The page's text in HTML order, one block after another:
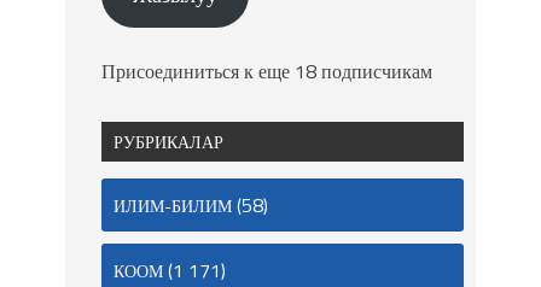
Присоединиться к еще 18 подписчикам
РУБРИКАЛАР
ИЛИМ-БИЛИМ(58)
КООМ(1 171)